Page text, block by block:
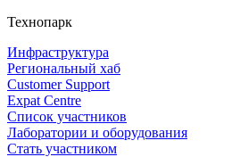
Технопарк
Инфраструктура
Региональный хаб
Customer Support
Expat Centre
Список участников
Лаборатории и оборудования
Стать участником